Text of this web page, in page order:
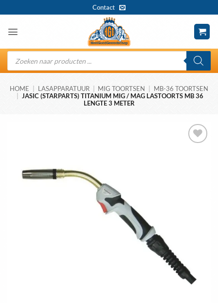
naar
inhoud
Contact
Producten
zoeken
HOME LASAPPARATUUR MIG TOORTSEN
MB-36 TOORTSEN
JASIC (STARPARTS) TITANIUM MIG / MAG LASTOORTS MB 36
LENGTE 3 METER